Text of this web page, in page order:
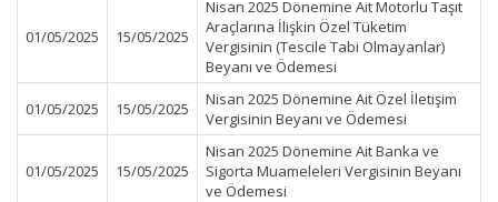
01/05/2025 15/05/2025
Nisan 2025 Dönemine Ait Motorlu Taşıt
Araçlarına İlişkin Özel Tüketim
Vergisinin (Tescile Tabi Olmayanlar)
Beyanı ve Ödemesi
01/05/2025 15/05/2025
Nisan 2025 Dönemine Ait Özel İletişim
Vergisinin Beyanı ve Ödemesi
01/05/2025 15/05/2025
Nisan 2025 Dönemine Ait Banka ve
Sigorta Muameleleri Vergisinin Beyanı
ve Ödemesi